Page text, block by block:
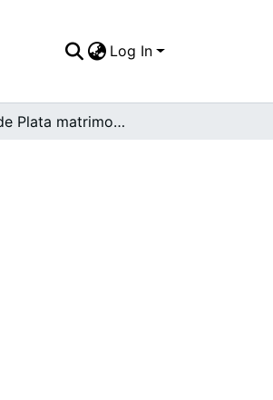
Log In
Bodas de Plata matrimoniales de la familia Toro Echeverry